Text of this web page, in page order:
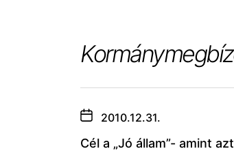
2010.12.31.
Cél a „Jó állam”- amint